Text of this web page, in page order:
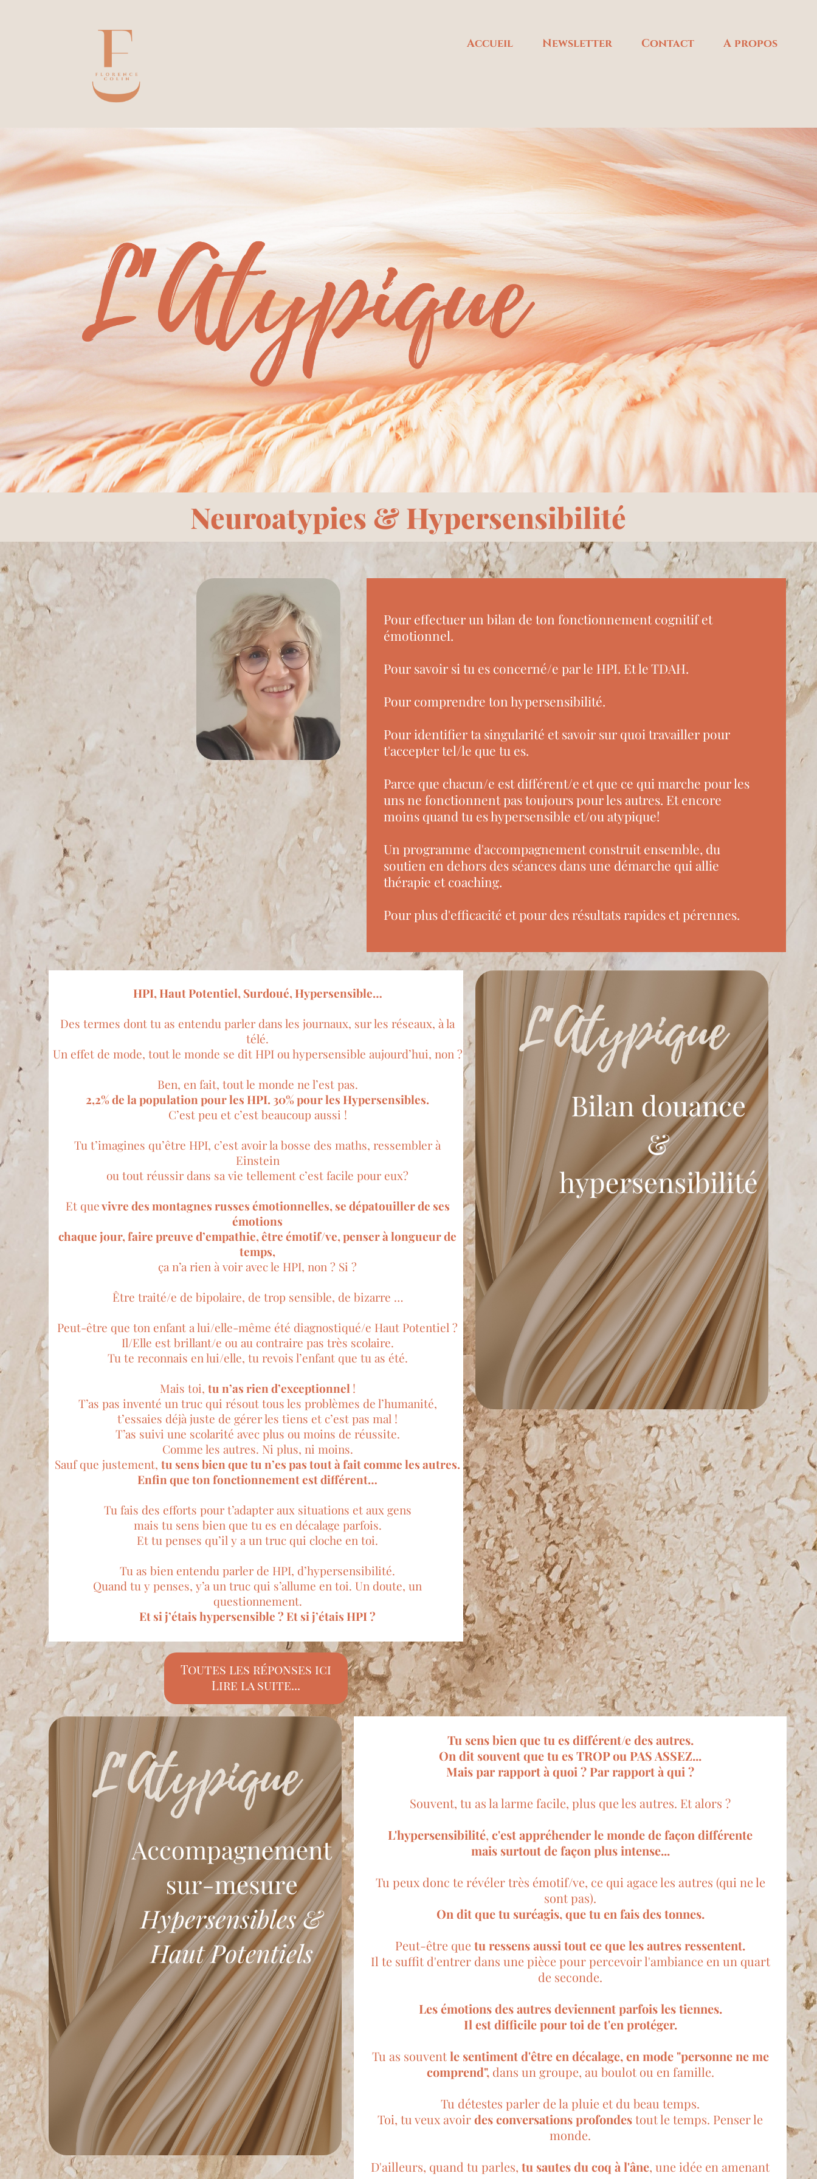
Accueil Newsletter Contact A propos
Neuroatypies & Hypersensibilité
Pour effectuer un bilan de ton fonctionnement cognitif et
émotionnel.
Pour savoir si tu es concerné/e par le HPI. Et le TDAH.
Pour comprendre ton hypersensibilité.
Pour identifier ta singularité et savoir sur quoi travailler pour
t'accepter tel/le que tu es.
Parce que chacun/e est différent/e et que ce qui marche pour les
uns ne fonctionnent pas toujours pour les autres. Et encore
moins quand tu es hypersensible et/ou atypique!
Un programme d'accompagnement construit ensemble, du
soutien en dehors des séances dans une démarche qui allie
thérapie et coaching.
Pour plus d'efficacité et pour des résultats rapides et pérennes.
HPI, Haut Potentiel, Surdoué, Hypersensible…
Des termes dont tu as entendu parler dans les journaux, sur les réseaux, à la
télé.
Un effet de mode, tout le monde se dit HPI ou hypersensible aujourd’hui, non ?
Ben, en fait, tout le monde ne l’est pas.
2,2% de la population pour les HPI. 30% pour les Hypersensibles.
C’est peu et c’est beaucoup aussi !
Tu t’imagines qu’être HPI, c’est avoir la bosse des maths, ressembler à
Einstein
ou tout réussir dans sa vie tellement c’est facile pour eux?
Et quevivre des montagnes russes émotionnelles, se dépatouiller de ses
émotions
chaque jour, faire preuve d’empathie, être émotif/ve, penser à longueur de
temps,
ça n’a rien à voir avec le HPI, non ? Si ?
Être traité/e de bipolaire, de trop sensible, de bizarre …
Peut-être que ton enfant a lui/elle-même été diagnostiqué/e Haut Potentiel ?
Il/Elle est brillant/e ou au contraire pas très scolaire.
Tu te reconnais en lui/elle, tu revois l’enfant que tu as été.
Mais toi, tu n’as rien d’exceptionnel !
T’as pas inventé un truc qui résout tous les problèmes de l’humanité,
t’essaies déjà juste de gérer les tiens et c’est pas mal !
T’as suivi une scolarité avec plus ou moins de réussite.
Comme les autres. Ni plus, ni moins.
Sauf que justement,tu sens bien que tu n’es pas tout à fait comme les autres.
Enfin que ton fonctionnement est différent…
Tu fais des efforts pour t’adapter aux situations et aux gens
mais tu sens bien que tu es en décalage parfois.
Et tu penses qu’il y a un truc qui cloche en toi.
Tu as bien entendu parler de HPI, d’hypersensibilité.
Quand tu y penses, y’a un truc qui s’allume en toi. Un doute, un
questionnement.
Et si j’étais hypersensible ? Et si j’étais HPI ?
Toutes les réponses ici
Lire la suite...
Tu sens bien que tu es différent/e des autres.
On dit souvent que tu es TROP ou PAS ASSEZ...
Mais par rapport à quoi ? Par rapport à qui ?
Souvent, tu as la larme facile, plus que les autres. Et alors ?
L'hypersensibilité,c'est appréhender le monde de façon différente
mais surtout de façon plus intense...
Tu peux donc te révéler très émotif/ve, ce qui agace les autres (qui ne le
sont pas).
On dit que tu suréagis, que tu en fais des tonnes.
Peut-être quetu ressens aussi tout ce que les autres ressentent.
Il te suffit d'entrer dans une pièce pour percevoir l'ambiance en un quart
de seconde.
Les émotions des autres deviennent parfois les tiennes.
Il est difficile pour toi de t'en protéger.
Tu as souventle sentiment d'être en décalage, en mode "personne ne me
comprend", dans un groupe, au boulot ou en famille.
Tu détestes parler de la pluie et du beau temps.
Toi, tu veux avoirdes conversations profondestout le temps. Penser le
monde.
D'ailleurs, quand tu parles,tu sautes du coq à l'âne, une idée en amenant